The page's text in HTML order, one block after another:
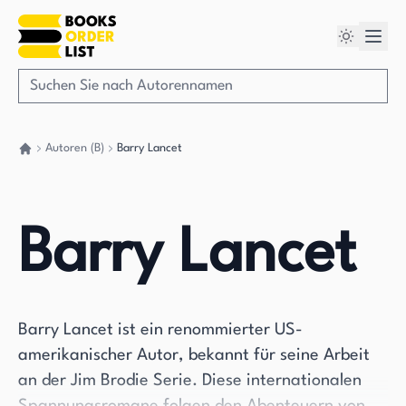
Autoren (B) Barry Lancet
Barry Lancet
Barry Lancet ist ein renommierter US-
amerikanischer Autor, bekannt für seine Arbeit
an der Jim Brodie Serie. Diese internationalen